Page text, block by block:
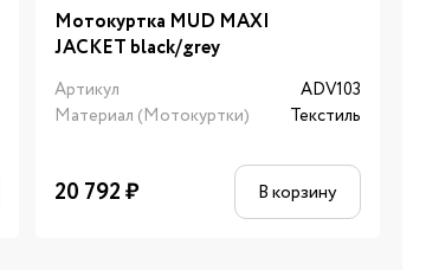
Мотокуртка MUD MAXI
JACKET black/grey
Артикул
ADV103
Материал (Мотокуртки)
Текстиль
20 792₽ В корзину